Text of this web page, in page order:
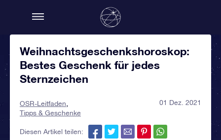
Weihnachtsgeschenkshoroskop:
Bestes Geschenk für jedes
Sternzeichen
OSR-Leitfaden
Tipps & Geschenke
01 Dez. 2021
Diesen Artikel teilen: